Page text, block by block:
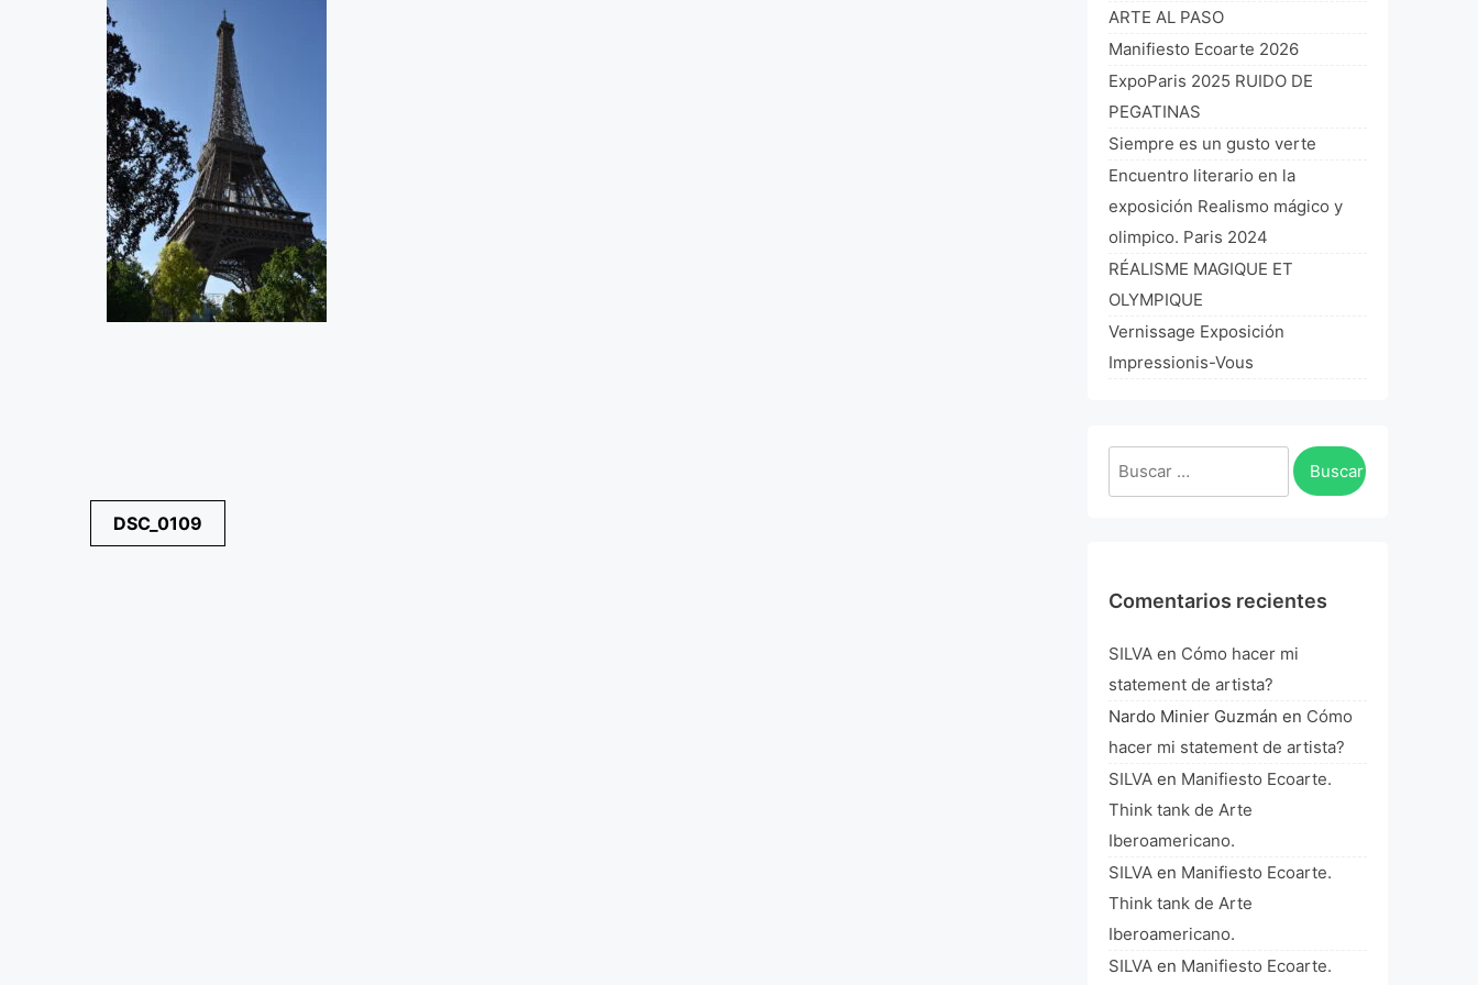
Navegación
de
DSC_0109
ARTE AL PASO
Manifiesto Ecoarte 2026
ExpoParis 2025 RUIDO DE
PEGATINAS
Siempre es un gusto verte
Encuentro literario en la
exposición Realismo mágico y
olimpico. Paris 2024
RÉALISME MAGIQUE ET
OLYMPIQUE
Vernissage Exposición
Impressionis-Vous
Buscar:
Comentarios recientes
SILVA en Cómo hacer mi
statement de artista?
Nardo Minier Guzmán en Cómo
hacer mi statement de artista?
SILVA en Manifiesto Ecoarte.
Think tank de Arte
Iberoamericano.
SILVA en Manifiesto Ecoarte.
Think tank de Arte
Iberoamericano.
SILVA en Manifiesto Ecoarte.